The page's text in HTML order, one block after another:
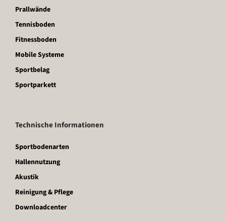
Prallwände
Tennisboden
Fitnessboden
Mobile Systeme
Sportbelag
Sportparkett
Technische Informationen
Sportbodenarten
Hallennutzung
Akustik
Reinigung & Pflege
Downloadcenter